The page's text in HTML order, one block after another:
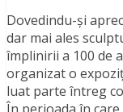
Dovedindu-şi
dar mai ales
împlinirii a 100 de
organizat o
luat parte întreg